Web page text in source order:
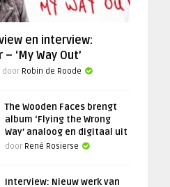
en interview:
‘My Way Out’
door Robin de Roode
The Wooden Faces brengt
album ‘Flying the Wrong
Way’ analoog en digitaal uit
door René Rosierse
Interview: Nieuw werk van